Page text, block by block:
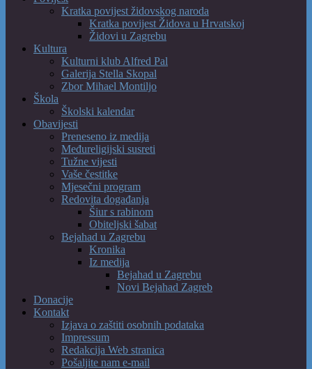
Kratka povijest židovskog naroda
Kratka povijest Židova u Hrvatskoj
Židovi u Zagrebu
Kultura
Kulturni klub Alfred Pal
Galerija Stella Skopal
Zbor Mihael Montiljo
Škola
Školski kalendar
Obavijesti
Preneseno iz medija
Međureligijski susreti
Tužne vijesti
Vaše čestitke
Mjesečni program
Redovita događanja
Šiur s rabinom
Obiteljski šabat
Bejahad u Zagrebu
Kronika
Iz medija
Bejahad u Zagrebu
Novi Bejahad Zagreb
Donacije
Kontakt
Izjava o zaštiti osobnih podataka
Impressum
Redakcija Web stranica
Pošaljite nam e-mail